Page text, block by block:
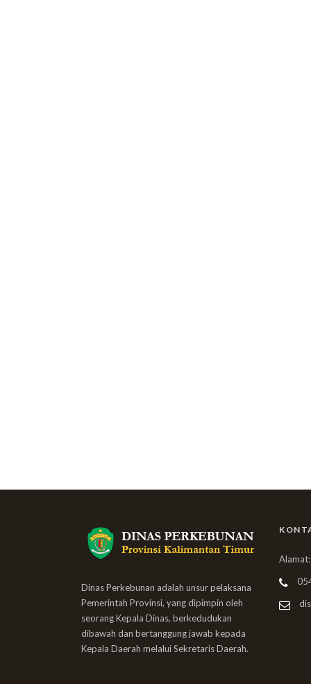
Dinas Perkebunan adalah unsur pelaksana
Pemerintah Provinsi, yang dipimpin oleh
seorang Kepala Dinas, berkedudukan
dibawah dan bertanggung jawab kepada
Kepala Daerah melalui Sekretaris Daerah.